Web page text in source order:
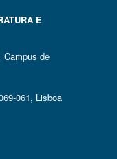
E
Campus de
061, Lisboa